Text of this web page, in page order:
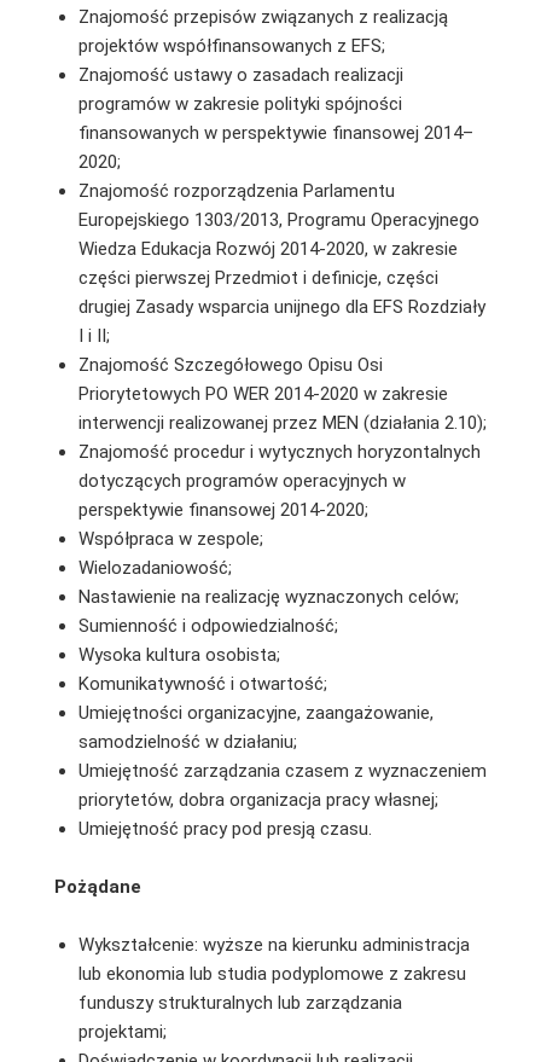
Znajomość przepisów związanych z realizacją
projektów współfinansowanych z EFS;
Znajomość ustawy o zasadach realizacji
programów w zakresie polityki spójności
finansowanych w perspektywie finansowej 2014–
2020;
Znajomość rozporządzenia Parlamentu
Europejskiego 1303/2013, Programu Operacyjnego
Wiedza Edukacja Rozwój 2014-2020, w zakresie
części pierwszej Przedmiot i definicje, części
drugiej Zasady wsparcia unijnego dla EFS Rozdziały
I i II;
Znajomość Szczegółowego Opisu Osi
Priorytetowych PO WER 2014-2020 w zakresie
interwencji realizowanej przez MEN (działania 2.10);
Znajomość procedur i wytycznych horyzontalnych
dotyczących programów operacyjnych w
perspektywie finansowej 2014-2020;
Współpraca w zespole;
Wielozadaniowość;
Nastawienie na realizację wyznaczonych celów;
Sumienność i odpowiedzialność;
Wysoka kultura osobista;
Komunikatywność i otwartość;
Umiejętności organizacyjne, zaangażowanie,
samodzielność w działaniu;
Umiejętność zarządzania czasem z wyznaczeniem
priorytetów, dobra organizacja pracy własnej;
Umiejętność pracy pod presją czasu.
Pożądane
Wykształcenie: wyższe na kierunku administracja
lub ekonomia lub studia podyplomowe z zakresu
funduszy strukturalnych lub zarządzania
projektami;